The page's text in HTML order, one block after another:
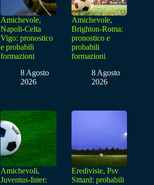
Amichevole,
Napoli-Celta
Vigo: pronostico
e probabili
formazioni
8 Agosto
2026
Amichevole,
Brighton-Roma:
pronostico e
probabili
formazioni
8 Agosto
2026
Amichevoli,
Juventus-Inter:
Eredivisie, Psv
Sittard: probabili